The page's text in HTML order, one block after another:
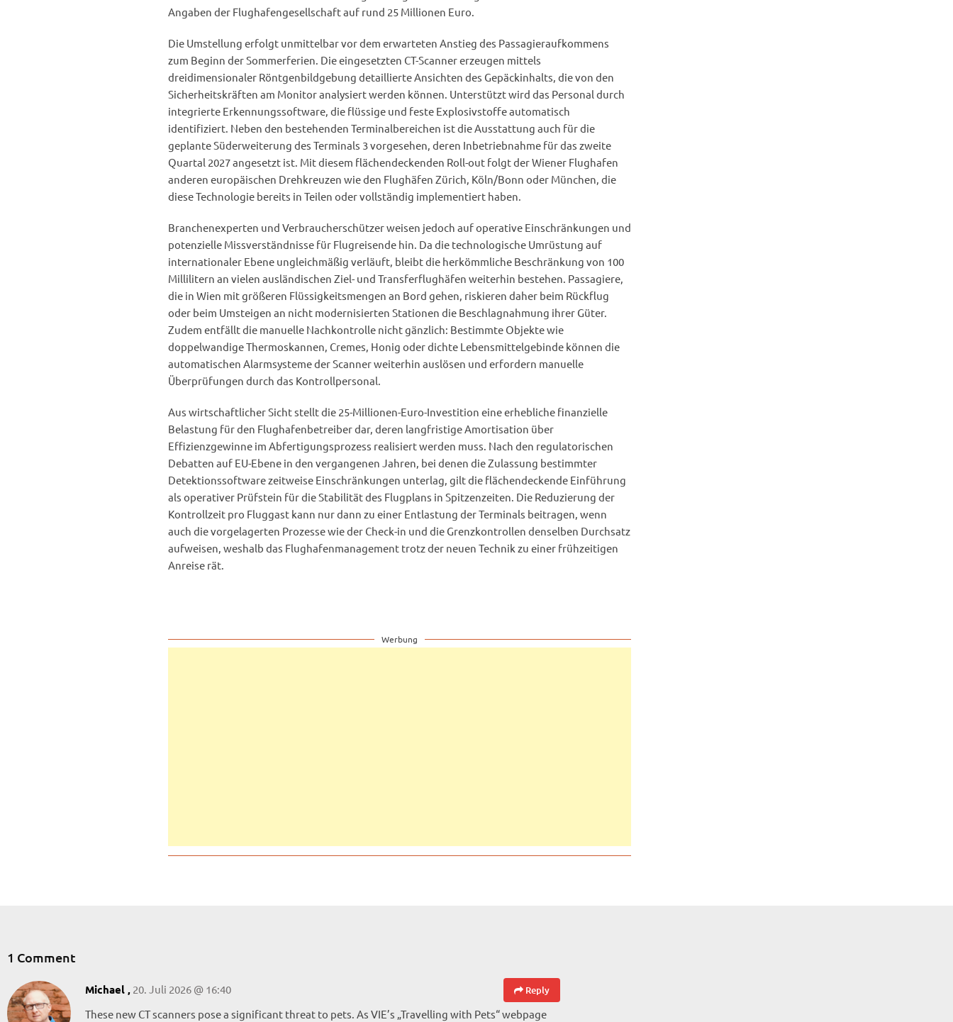
Angaben der Flughafengesellschaft auf rund 25 Millionen Euro.
Die Umstellung erfolgt unmittelbar vor dem erwarteten Anstieg des Passagieraufkommens
zum Beginn der Sommerferien. Die eingesetzten CT-Scanner erzeugen mittels
dreidimensionaler Röntgenbildgebung detaillierte Ansichten des Gepäckinhalts, die von den
Sicherheitskräften am Monitor analysiert werden können. Unterstützt wird das Personal durch
integrierte Erkennungssoftware, die flüssige und feste Explosivstoffe automatisch
identifiziert. Neben den bestehenden Terminalbereichen ist die Ausstattung auch für die
geplante Süderweiterung des Terminals 3 vorgesehen, deren Inbetriebnahme für das zweite
Quartal 2027 angesetzt ist. Mit diesem flächendeckenden Roll-out folgt der Wiener Flughafen
anderen europäischen Drehkreuzen wie den Flughäfen Zürich, Köln/Bonn oder München, die
diese Technologie bereits in Teilen oder vollständig implementiert haben.
Branchenexperten und Verbraucherschützer weisen jedoch auf operative Einschränkungen und
potenzielle Missverständnisse für Flugreisende hin. Da die technologische Umrüstung auf
internationaler Ebene ungleichmäßig verläuft, bleibt die herkömmliche Beschränkung von 100
Millilitern an vielen ausländischen Ziel- und Transferflughäfen weiterhin bestehen. Passagiere,
die in Wien mit größeren Flüssigkeitsmengen an Bord gehen, riskieren daher beim Rückflug
oder beim Umsteigen an nicht modernisierten Stationen die Beschlagnahmung ihrer Güter.
Zudem entfällt die manuelle Nachkontrolle nicht gänzlich: Bestimmte Objekte wie
doppelwandige Thermoskannen, Cremes, Honig oder dichte Lebensmittelgebinde können die
automatischen Alarmsysteme der Scanner weiterhin auslösen und erfordern manuelle
Überprüfungen durch das Kontrollpersonal.
Aus wirtschaftlicher Sicht stellt die 25-Millionen-Euro-Investition eine erhebliche finanzielle
Belastung für den Flughafenbetreiber dar, deren langfristige Amortisation über
Effizienzgewinne im Abfertigungsprozess realisiert werden muss. Nach den regulatorischen
Debatten auf EU-Ebene in den vergangenen Jahren, bei denen die Zulassung bestimmter
Detektionssoftware zeitweise Einschränkungen unterlag, gilt die flächendeckende Einführung
als operativer Prüfstein für die Stabilität des Flugplans in Spitzenzeiten. Die Reduzierung der
Kontrollzeit pro Fluggast kann nur dann zu einer Entlastung der Terminals beitragen, wenn
auch die vorgelagerten Prozesse wie der Check-in und die Grenzkontrollen denselben Durchsatz
aufweisen, weshalb das Flughafenmanagement trotz der neuen Technik zu einer frühzeitigen
Anreise rät.
Werbung
1 Comment
Reply
Michael , 20. Juli 2026 @ 16:40
These new CT scanners pose a significant threat to pets. As VIE’s „Travelling with Pets“ webpage